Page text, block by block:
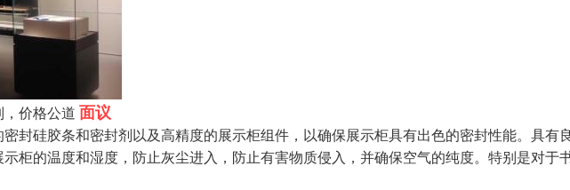
价格公道 面议
封硅胶条和密封剂以及高精度的展示柜组件，以确保展示柜具有出色的密封性能。具有
柜的温度和湿度，防止灰尘进入，防止有害物质侵入，并确保空气的纯度。特别是对于